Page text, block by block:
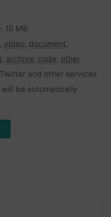
10 MB.
, video, document,
, archive, code, other.
and other services
be automatically